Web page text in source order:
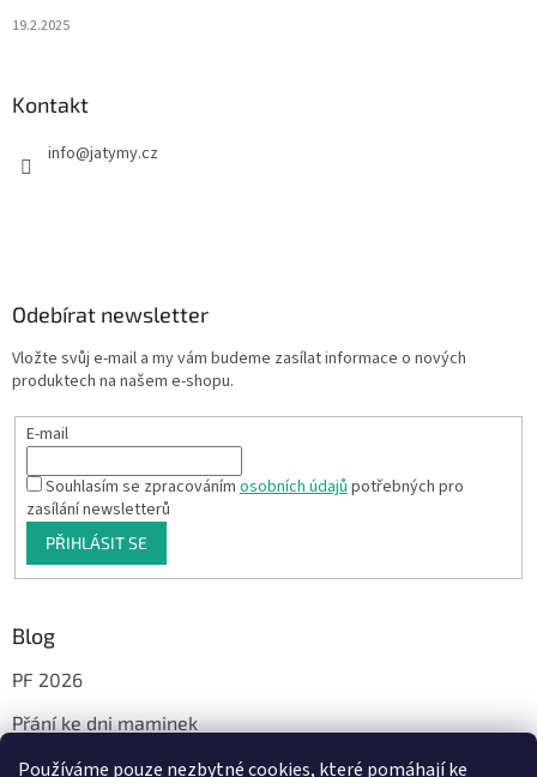
Používáme pouze nezbytné cookies, které pomáhají ke
19.2.2025
Kontakt
info@jatymy.cz
Odebírat newsletter
Vložte svůj e-mail a my vám budeme zasílat informace o nových
produktech na našem e-shopu.
E-mail
Souhlasím se zpracovánímosobních údajůpotřebných pro
zasílání newsletterů
PŘIHLÁSIT SE
Blog
PF 2026
Přání ke dni maminek